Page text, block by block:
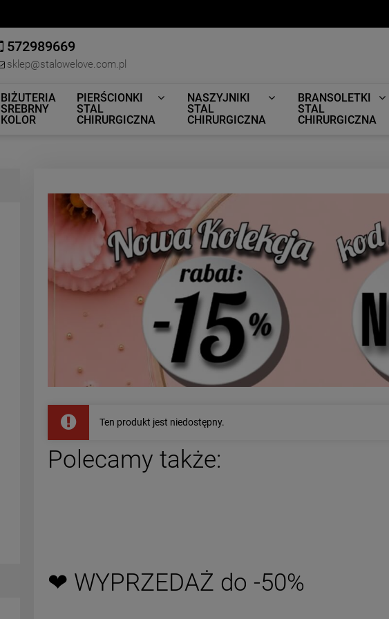
572989669
sklep@stalowelove.com.pl
BIŻUTERIA
SREBRNY
KOLOR
PIERŚCIONKI
STAL
CHIRURGICZNA
NASZYJNIKI
STAL
CHIRURGICZNA
BRANSOLETKI
STAL
CHIRURGICZNA
CHIRURGICZNA bigiel
grubszy dół jasne złoto 2
39,00 zł
Ten produkt jest niedostępny.
Polecamy także:
❤ WYPRZEDAŻ do -50%